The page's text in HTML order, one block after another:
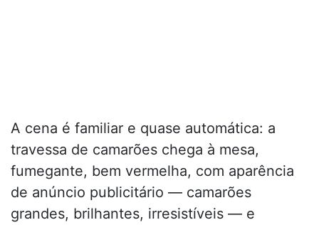
A cena é familiar e quase automática: a
travessa de camarões chega à mesa,
fumegante, bem vermelha, com aparência
de anúncio publicitário — camarões
grandes, brilhantes, irresistíveis — e